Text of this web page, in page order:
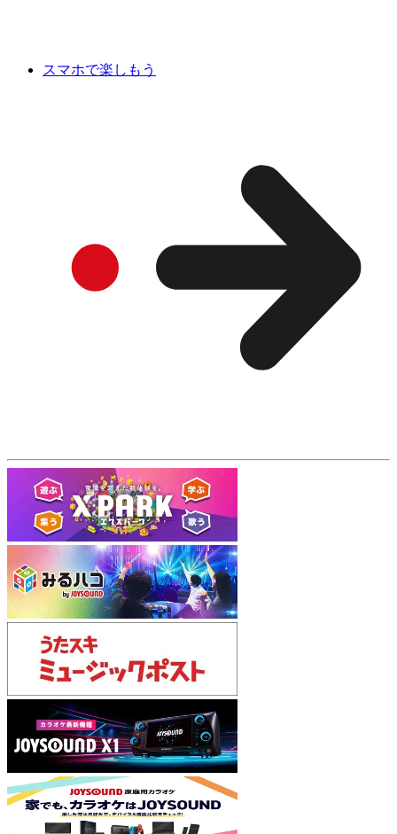
スマホで楽しもう